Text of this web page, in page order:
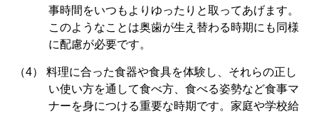
事時間をいつもよりゆったりと取ってあげます。
このようなことは奥歯が生え替わる時期にも同様
に配慮が必要です。
料理に合った食器や食具を体験し、それらの正し
い使い方を通して食べ方、食べる姿勢など食事マ
ナーを身につける重要な時期です。家庭や学校給